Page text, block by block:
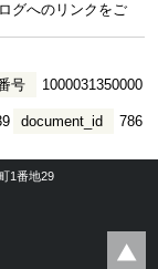
グへのリンクをご
号 1000031350000
document_id 786
1番地29